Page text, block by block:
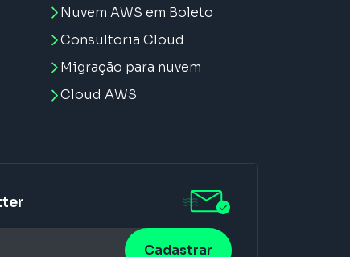
Nuvem AWS em Boleto
Consultoria Cloud
Migração para nuvem
Cloud AWS